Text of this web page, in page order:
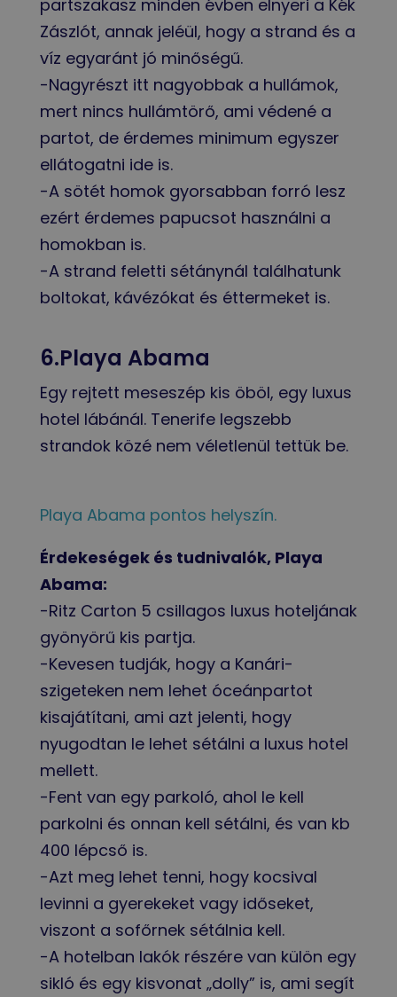
partszakasz minden évben elnyeri a Kék
Zászlót, annak jeléül, hogy a strand és a
víz egyaránt jó minőségű.
-Nagyrészt itt nagyobbak a hullámok,
mert nincs hullámtörő, ami védené a
partot, de érdemes minimum egyszer
ellátogatni ide is.
-A sötét homok gyorsabban forró lesz
ezért érdemes papucsot használni a
homokban is.
-A strand feletti sétánynál találhatunk
boltokat, kávézókat és éttermeket is.
6.Playa Abama
Egy rejtett meseszép kis öböl, egy luxus
hotel lábánál. Tenerife legszebb
strandok közé nem véletlenül tettük be.
Playa Abama pontos helyszín.
Érdekeségek és tudnivalók, Playa
Abama:
-Ritz Carton 5 csillagos luxus hoteljának
gyönyörű kis partja.
-Kevesen tudják, hogy a Kanári-
szigeteken nem lehet óceánpartot
kisajátítani, ami azt jelenti, hogy
nyugodtan le lehet sétálni a luxus hotel
mellett.
-Fent van egy parkoló, ahol le kell
parkolni és onnan kell sétálni, és van kb
400 lépcső is.
-Azt meg lehet tenni, hogy kocsival
levinni a gyerekeket vagy időseket,
viszont a sofőrnek sétálnia kell.
-A hotelban lakók részére van külön egy
sikló és egy kisvonat „dolly” is, ami segít